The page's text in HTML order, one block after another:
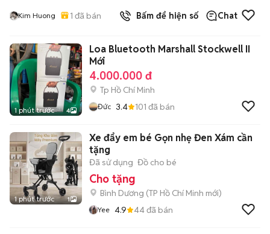
Kim Huong 1 đã bán Bấm để hiện số Chat
1 phút trước 4
Loa Bluetooth Marshall Stockwell II
Mới
4.000.000 đ
Tp Hồ Chí Minh
Đức 3.4 101 đã bán
1 phút trước 1
Xe đẩy em bé Gọn nhẹ Đen Xám cần
tặng
Đã sử dụng Đồ cho bé
Cho tặng
Bình Dương (TP Hồ Chí Minh mới)
Yee 4.9 44đã bán